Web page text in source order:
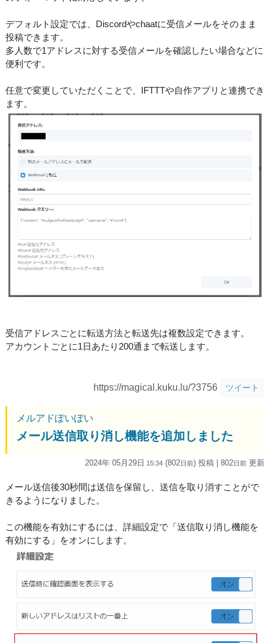
デフォルト設定では、Discordやchaatに受信メールをそのまま
投稿できます。
多人数で1アドレスに対する受信メールを確認したい場合などに
便利です。
任意で変更していただくことで、IFTTTや自作アプリと連携でき
ます。
受信アドレスごとに転送方法と転送先は複数設定できます。
アカウントごとに1日あたり200通まで転送します。
https://magical.kuku.lu/?3756 ツイート
メルアドぽいぽい
メール送信取り消し機能を追加しました
2024年 05月29日 15:34 (802日前) 投稿 | 802日前 更新
メール送信後30秒間は送信を保留し、送信を取り消すことがで
きるようになりました。
この機能を有効にするには、詳細設定で「送信取り消し機能を
有効にする」をオンにします。